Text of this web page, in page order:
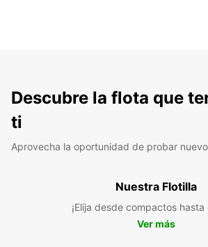
Descubre la flota que
ti
Aprovecha la oportunidad de probar
Nuestra Flotilla
¡Elija desde compactos hasta
Ver más